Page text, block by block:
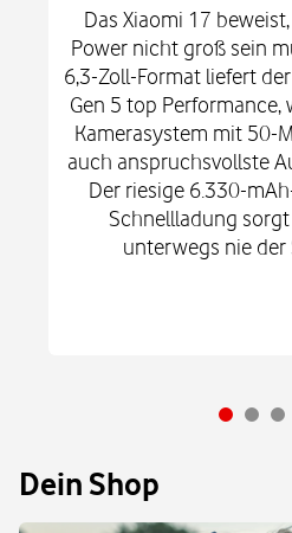
Das Xiaomi 17
Power nicht groß sein
6,3-Zoll-Format liefert
Gen 5 top Performance,
Kamerasystem mit 50-
auch anspruchsvollste
Der riesige 6.330-
Schnellladung
unterwegs nie der
Dein Shop